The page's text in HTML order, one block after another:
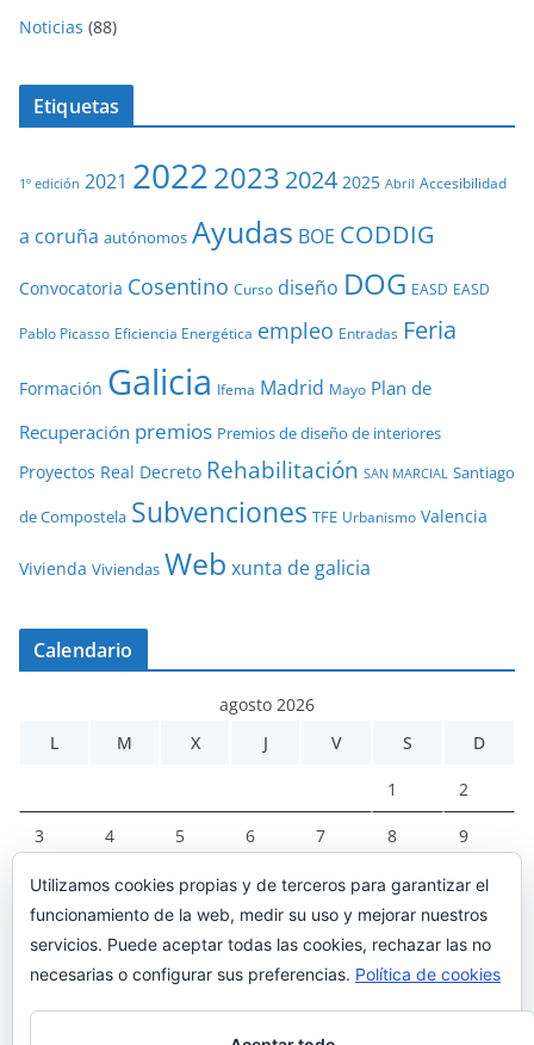
Noticias (88)
Etiquetas
1º edición 2021 20222023 2024 2025 Abril Accesibilidad
a coruña autónomos Ayudas BOE CODDIG
Convocatoria Cosentino Curso diseño DOG EASD EASD
Pablo Picasso Eficiencia Energética empleo Entradas Feria
Formación Galicia Ifema Madrid Mayo Plan de
Recuperación premios Premios de diseño de interiores
Proyectos Real Decreto Rehabilitación SAN MARCIAL Santiago
de Compostela Subvenciones TFE Urbanismo Valencia
Vivienda Viviendas Web xunta de galicia
Calendario
agosto 2026
L
M X J V S D
1 2
3 4 5 6 7 8 9
10 11 12 13 14 15 16
17 18 19 20 21 22 23
24 25 26 27 28 29 30
Utilizamos cookies propias y de terceros para garantizar el
funcionamiento de la web, medir su uso y mejorar nuestros
servicios. Puede aceptar todas las cookies, rechazar las no
necesarias o configurar sus preferencias. Política de cookies